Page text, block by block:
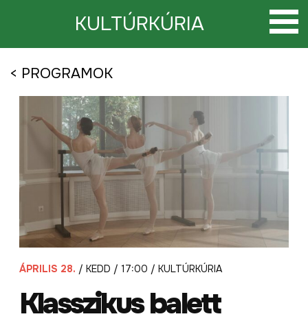
KULTÚRKÚRIA
< PROGRAMOK
ÁPRILIS 28. / KEDD / 17:00 / KULTÚRKÚRIA
Klasszikus balett